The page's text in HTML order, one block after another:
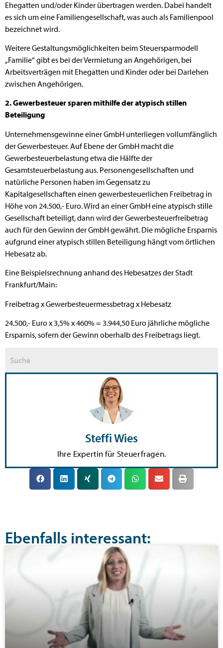
Ehegatten und/oder Kinder übertragen werden. Dabei handelt
es sich um eine Familiengesellschaft, was auch als Familienpool
bezeichnet wird.
Weitere Gestaltungsmöglichkeiten beim Steuersparmodell
„Familie“ gibt es bei der Vermietung an Angehörigen, bei
Arbeitsverträgen mit Ehegatten und Kinder oder bei Darlehen
zwischen Angehörigen.
2. Gewerbesteuer sparen mithilfe der atypisch stillen
Beteiligung
Unternehmensgewinne einer GmbH unterliegen vollumfänglich
der Gewerbesteuer. Auf Ebene der GmbH macht die
Gewerbesteuerbelastung etwa die Hälfte der
Gesamtsteuerbelastung aus. Personengesellschaften und
natürliche Personen haben im Gegensatz zu
Kapitalgesellschaften einen gewerbesteuerlichen Freibetrag in
Höhe von 24.500,- Euro. Wird an einer GmbH eine atypisch stille
Gesellschaft beteiligt, dann wird der Gewerbesteuerfreibetrag
auch für den Gewinn der GmbH gewährt. Die mögliche Ersparnis
aufgrund einer atypisch stillen Beteiligung hängt vom örtlichen
Hebesatz ab.
Eine Beispielsrechnung anhand des Hebesatzes der Stadt
Frankfurt/Main:
Freibetrag x Gewerbesteuermessbetrag x Hebesatz
24.500,- Euro x 3,5% x 460% = 3.944,50 Euro jährliche mögliche
Ersparnis, sofern der Gewinn oberhalb des Freibetrags liegt.
Steffi Wies
Ihre Expertin für Steuerfragen.
Ebenfalls interessant: